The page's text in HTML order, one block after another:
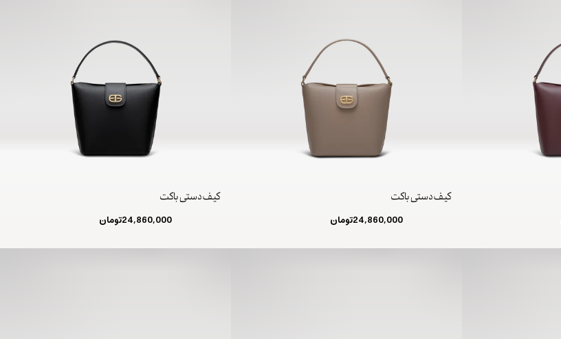
کیف دستی باکت
24,860,000تومان
کیف دستی باکت
24,860,000تومان